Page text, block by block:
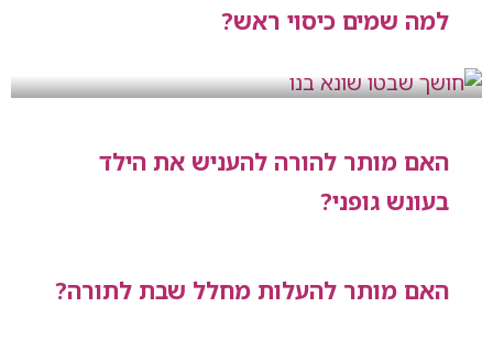
למה שמים כיסוי ראש?
האם מותר להורה להעניש את הילד
בעונש גופני?
האם מותר להעלות מחלל שבת לתורה?